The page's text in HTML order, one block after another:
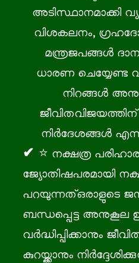
അടിസ്ഥാനമാക്കി
വിശകലനം,
മന്ത്രജപങ്ങൾ
ധാരണ
നിറങ്ങൾ
നിർദേശങ്ങൾ
⭐ നക്ഷത്ര
ജ്യോതിഷപരമായി
പറയുന്നത്ഒരാളുടെ
ബന്ധപ്പെട്ട അനുകൂല
വർദ്ധിപ്പിക്കാനും
കുറയ്ക്കാനും